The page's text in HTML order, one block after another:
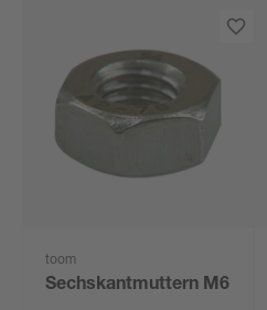
toom
Sechskantmuttern M6